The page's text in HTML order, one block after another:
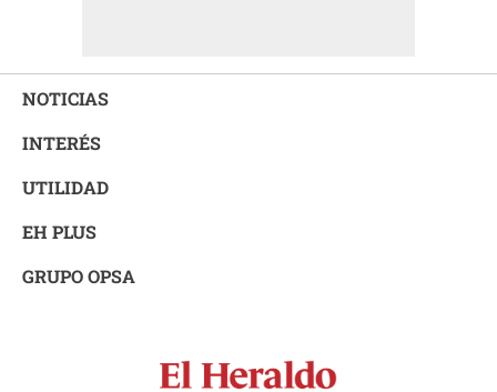
NOTICIAS
INTERÉS
UTILIDAD
EH PLUS
GRUPO OPSA